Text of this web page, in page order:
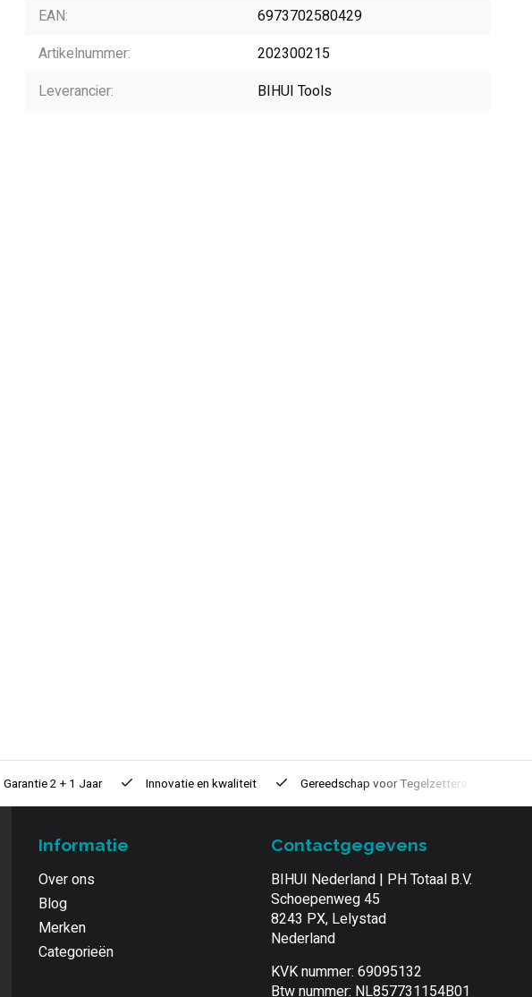
EAN:
6973702580429
Artikelnummer:
202300215
Leverancier:
BIHUI Tools
Garantie2 + 1 Jaar Innovatieen kwaliteit Gereedschap voorTegelzetters
Informatie
Over ons
Blog
Merken
Categorieën
Contactgegevens
BIHUI Nederland | PH Totaal B.V.
Schoepenweg 45
8243 PX, Lelystad
Nederland
KVK nummer: 69095132
Btw nummer: NL857731154B01